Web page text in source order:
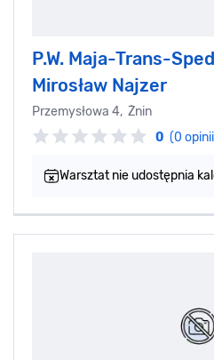
P.W. Maja-Trans-Sped
Mirosław Najzer
Przemysłowa 4, Żnin
0 (0
Warsztat nie udostępnia